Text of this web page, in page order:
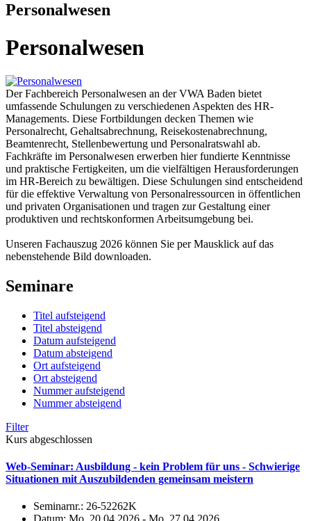
Personalwesen
Personalwesen
Der Fachbereich Personalwesen an der VWA Baden bietet
umfassende Schulungen zu verschiedenen Aspekten des HR-
Managements. Diese Fortbildungen decken Themen wie
Personalrecht, Gehaltsabrechnung, Reisekostenabrechnung,
Beamtenrecht, Stellenbewertung und Personalratswahl ab.
Fachkräfte im Personalwesen erwerben hier fundierte Kenntnisse
und praktische Fertigkeiten, um die vielfältigen Herausforderungen
im HR-Bereich zu bewältigen. Diese Schulungen sind entscheidend
für die effektive Verwaltung von Personalressourcen in öffentlichen
und privaten Organisationen und tragen zur Gestaltung einer
produktiven und rechtskonformen Arbeitsumgebung bei.
Unseren Fachauszug 2026 können Sie per Mausklick auf das
nebenstehende Bild downloaden.
Seminare
Titel aufsteigend
Titel absteigend
Datum aufsteigend
Datum absteigend
Ort aufsteigend
Ort absteigend
Nummer aufsteigend
Nummer absteigend
Filter
Kurs abgeschlossen
Web-Seminar: Ausbildung - kein Problem für uns - Schwierige
Situationen mit Auszubildenden gemeinsam meistern
Seminarnr.: 26-52262K